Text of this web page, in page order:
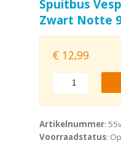
Spuitbus
Zwart Notte
€ 12,99
Artikelnummer:
Voorraadstatus: